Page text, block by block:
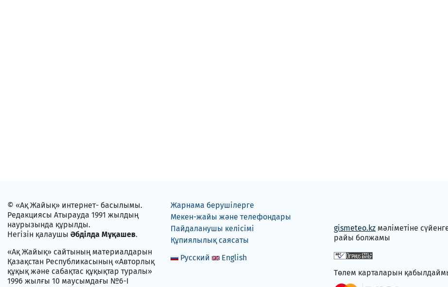
© «Ақ Жайық» интернет- басылымы.
Редакциясы Атырауда 1991 жылдың
наурызында құрылды.
Негізін қалаушы Әбділда Мұқашев.
«Ақ Жайық» сайтының материалдарын
Қазақстан Республикасының «Авторлық
құқық және сабақтас құқықтар туралы»
1996 жылғы 10 маусымдағы №6-I
Жарнама берушілерге
Мекен-жайы және телефондары
Пайдаланушы келісімі
Құпиялылық саясаты
Русский
English
gismeteo.kz мәліметіне
райы болжамы
Төлем карталарын